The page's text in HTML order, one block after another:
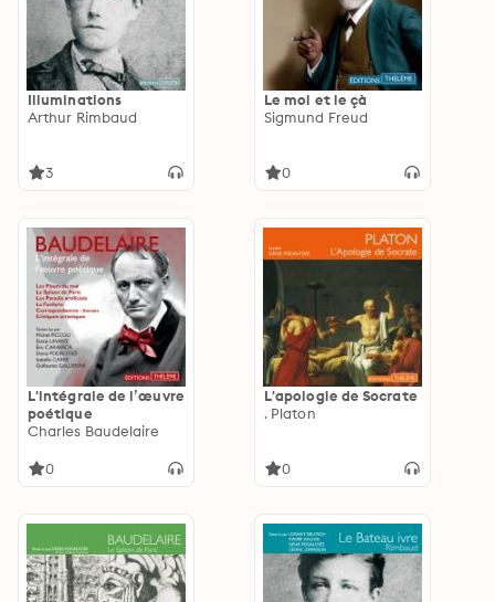
Illuminations
Arthur Rimbaud
3
Le moi et le çà
Sigmund Freud
0
L'intégrale de l’œuvre
poétique
Charles Baudelaire
0
L'apologie de Socrate
. Platon
0